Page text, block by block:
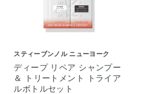
スティーブンノル ニューヨーク
ディープ リペア シャンプー
＆ トリートメント トライア
ルボトルセット